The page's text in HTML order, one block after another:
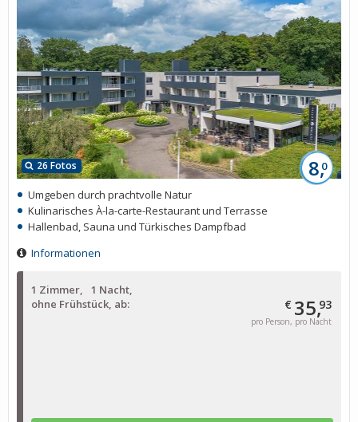
1 Zimmer
1 Nacht
ohne Frühstück, ab:
€ 35,93
pro Person, pro Nacht
26 Fotos 8,0
Umgeben durch prachtvolle Natur
Kulinarisches À-la-carte-Restaurant und Terrasse
Hallenbad, Sauna und Türkisches Dampfbad
Informationen